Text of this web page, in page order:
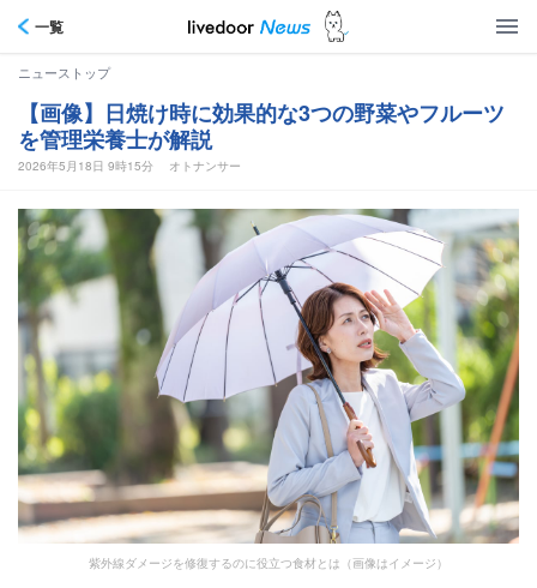
一覧
ニューストップ
【画像】日焼け時に効果的な3つの野菜やフルーツ
を管理栄養士が解説
2026年5月18日 9時15分 オトナンサー
紫外線ダメージを修復するのに役立つ食材とは（画像はイメージ）